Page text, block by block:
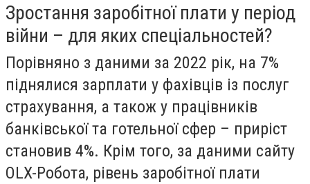
Зростання заробітної плати у період
війни – для яких спеціальностей?
Порівняно з даними за 2022 рік, на 7%
піднялися зарплати у фахівців із послуг
страхування, а також у працівників
банківської та готельної сфер – приріст
становив 4%. Крім того, за даними сайту
OLX-Робота, рівень заробітної плати